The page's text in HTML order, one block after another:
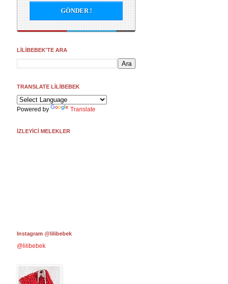
LİLİBEBEK'TE ARA
TRANSLATE LİLİBEBEK
Powered by Translate
İZLEYİCİ MELEKLER
Instagram @lilibebek
@lilibebek